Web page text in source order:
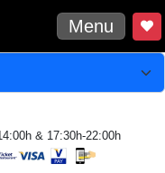
Menu
& 17:30h-22:00h